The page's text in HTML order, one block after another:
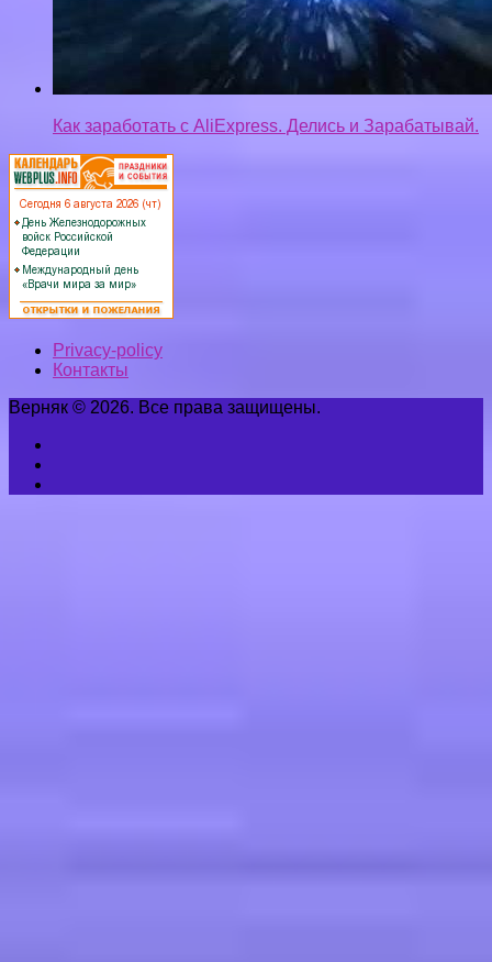
Как заработать с AliExpress. Делись и Зарабатывай.
Privacy-policy
Контакты
Верняк © 2026. Все права защищены.